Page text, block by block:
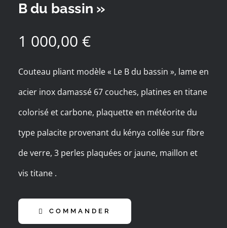
B du bassin »
1 000,00 €
Couteau pliant modèle « Le B du bassin », lame en
acier inox damassé 67 couches, platines en titane
colorisé et carbone, plaquette en météorite du
type palacite provenant du kénya collée sur fibre
de verre, 3 perles plaquées or jaune, maillon et
vis titane .
COMMANDER